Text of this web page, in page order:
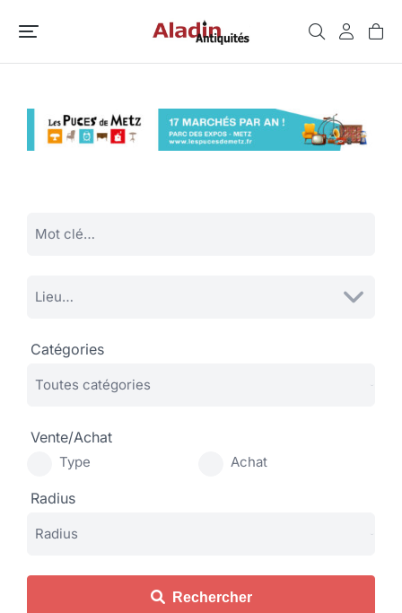
Catégories
Vente/Achat
Type Achat
Radius
Rechercher